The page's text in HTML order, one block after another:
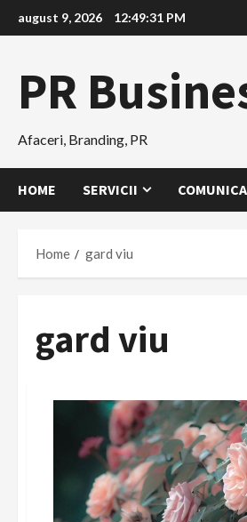
to
august 9, 2026 12:49:32 PM
PR
Afaceri, Branding, PR
HOME SERVICII
Home gard viu
gard viu